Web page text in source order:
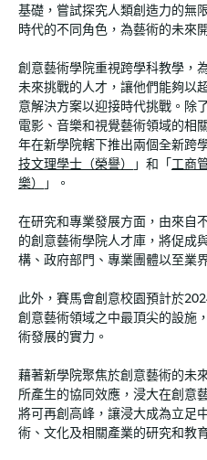
基礎，嘗試探究人類創造力的無
時代的不同角色，為藝術的未來
創意藝術學院重視跨學科教學，
未來挑戰的人才，讓他們能夠以
意解決方案以迎接時代挑戰。除
電影、音樂和視覺藝術領域的相
年在新學院轄下推出兩個全新跨
技文理學士（榮譽）
」和「
工商
樂）
」。
在研究和專業發展方面，由來自
的創意藝術學院人才庫，將促成
構、政府部門、專業團體以至業
此外，賽馬會創意校園預計於
創意藝術領域之中最頂尖的設施
術發展的實力。
藉著新學院聚焦於創意藝術的未
所產生的協同效應，浸大在創意
將可再創高峰，讓浸大成為立足
術、文化及相關產業的研究和教